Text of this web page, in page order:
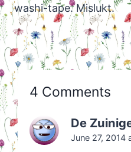
washi-tape. Mislukt.
4 Comments
De
June 27, 2014